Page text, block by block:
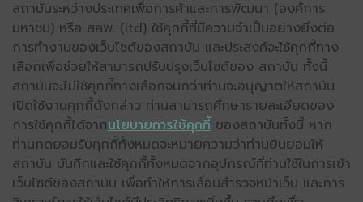
สถาบันระหว่างประเทศเพื่อการค้าและการพัฒนา (องค์การ
มหาชน) หรือ สคพ. (itd) ใช้คุกกี้ที่มีความจำเป็นอย่างยิ่งต่อ
การทำงานของเว็บไซต์ของสถาบัน และประสงค์จะใช้คุกกี้ทาง
เลือกเพื่อช่วยให้สามารถปรับปรุงเว็บไซต์ของ สถาบัน ทั้งนี้
สถาบันจะไม่ใช้คุกกี้ทางเลือกจนกว่าท่านจะอนุญาตให้สถาบัน
เปิดใช้งานคุกกี้ดังกล่าว ท่านสามารถศึกษารายละเอียดของ
การใช้คุกกี้ได้จากนโยบายการใช้คุกกี้ ของสถาบันทั้งนี้ หาก
ท่านกดยอมรับคุกกี้ทั้งหมดจะหมายความว่าท่านยินยอมให้
สถาบัน บันทึกและใช้คุกกี้ทั้งหมดจากอุปกรณ์ที่ท่านใช้ในการเข้า
เว็บไซต์ของสถาบัน เพื่อทำให้การเลื่อนสำรวจหน้าเว็บ และการ